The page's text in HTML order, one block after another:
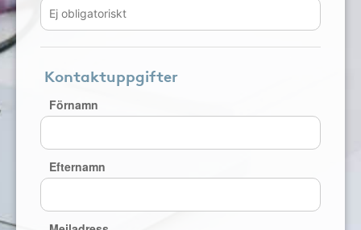
Kontaktuppgifter
Förnamn
Efternamn